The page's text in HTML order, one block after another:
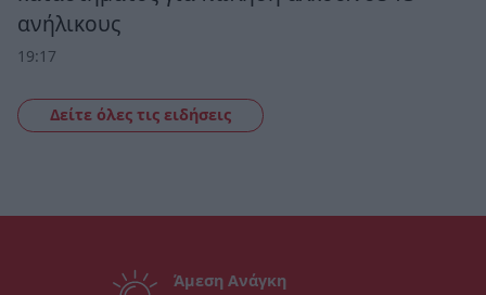
ανήλικους
19:17
Δείτε όλες τις ειδήσεις
Άμεση Ανάγκη